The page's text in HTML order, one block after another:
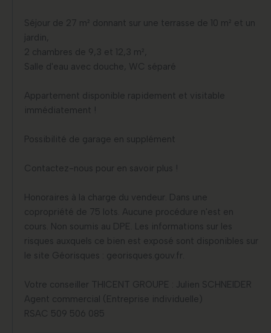
Séjour de 27 m² donnant sur une terrasse de 10 m² et un
jardin,
2 chambres de 9,3 et 12,3 m²,
Salle d'eau avec douche, WC séparé
Appartement disponible rapidement et visitable
immédiatement !
Possibilité de garage en supplément
Contactez-nous pour en savoir plus !
Honoraires à la charge du vendeur. Dans une
copropriété de 75 lots. Aucune procédure n'est en
cours. Non soumis au DPE. Les informations sur les
risques auxquels ce bien est exposé sont disponibles sur
le site Géorisques : georisques.gouv.fr.
Votre conseiller THICENT GROUPE : Julien SCHNEIDER
Agent commercial (Entreprise individuelle)
RSAC 509 506 085